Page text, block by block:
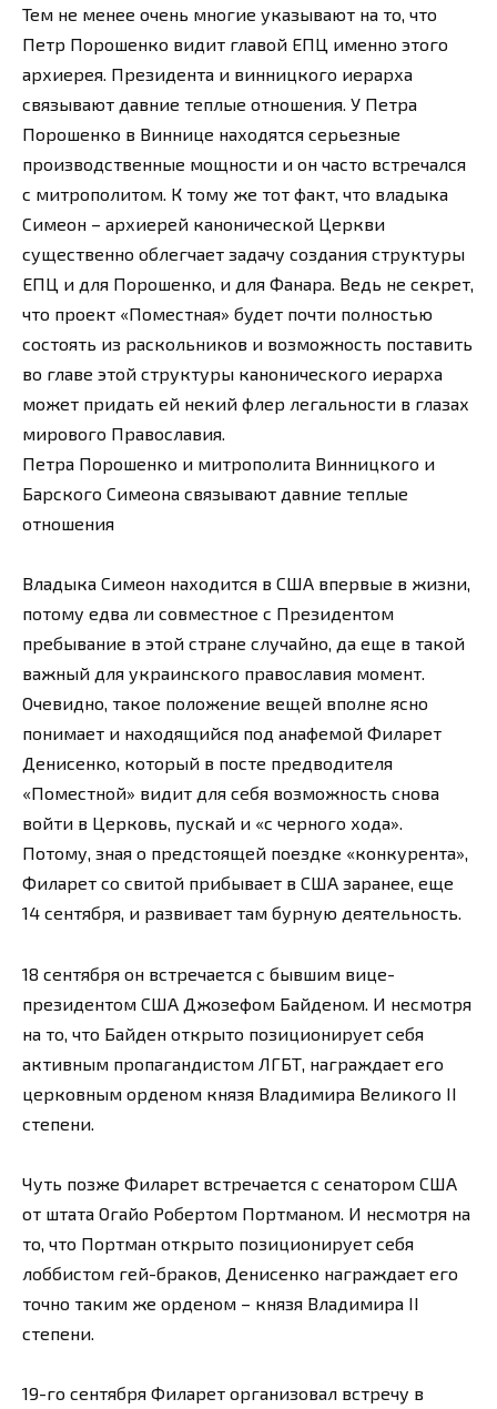
Тем не менее очень многие указывают на то, что
Петр Порошенко видит главой ЕПЦ именно этого
архиерея. Президента и винницкого иерарха
связывают давние теплые отношения. У Петра
Порошенко в Виннице находятся серьезные
производственные мощности и он часто встречался
с митрополитом. К тому же тот факт, что владыка
Симеон – архиерей канонической Церкви
существенно облегчает задачу создания структуры
ЕПЦ и для Порошенко, и для Фанара. Ведь не секрет,
что проект «Поместная» будет почти полностью
состоять из раскольников и возможность поставить
во главе этой структуры канонического иерарха
может придать ей некий флер легальности в глазах
мирового Православия.
Петра Порошенко и митрополита Винницкого и
Барского Симеона связывают давние теплые
отношения
Владыка Симеон находится в США впервые в жизни,
потому едва ли совместное с Президентом
пребывание в этой стране случайно, да еще в такой
важный для украинского православия момент.
Очевидно, такое положение вещей вполне ясно
понимает и находящийся под анафемой Филарет
Денисенко, который в посте предводителя
«Поместной» видит для себя возможность снова
войти в Церковь, пускай и «с черного хода».
Потому, зная о предстоящей поездке «конкурента»,
Филарет со свитой прибывает в США заранее, еще
14 сентября, и развивает там бурную деятельность.
18 сентября он встречается с бывшим вице-
президентом США Джозефом Байденом. И несмотря
на то, что Байден открыто позиционирует себя
активным пропагандистом ЛГБТ, награждает его
церковным орденом князя Владимира Великого II
степени.
Чуть позже Филарет встречается с сенатором США
от штата Огайо Робертом Портманом. И несмотря на
то, что Портман открыто позиционирует себя
лоббистом гей-браков, Денисенко награждает его
точно таким же орденом – князя Владимира ІІ
степени.
19-го сентября Филарет организовал встречу в